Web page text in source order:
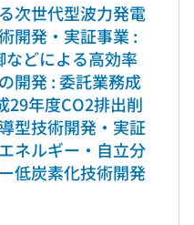
次世代型波力発電
開発・実証事業 :
などによる高効率
開発 : 委託業務成
29年度CO2排出削
型技術開発・実証
ネルギー・自立分
低炭素化技術開発